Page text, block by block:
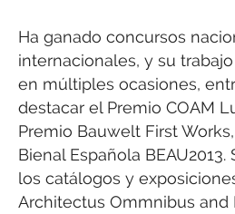
Ha ganado concursos
internacionales, y su
en múltiples ocasiones,
destacar el Premio COAM
Premio Bauwelt First
Bienal Española
los catálogos y
Architectus Ommnibus